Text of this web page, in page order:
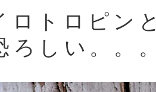
ロトロピンと
しい。。。